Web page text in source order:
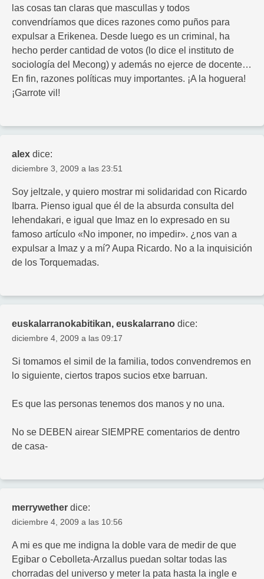
las cosas tan claras que mascullas y todos
convendríamos que dices razones como puños para
expulsar a Erikenea. Desde luego es un criminal, ha
hecho perder cantidad de votos (lo dice el instituto de
sociología del Mecong) y además no ejerce de docente…
En fin, razones políticas muy importantes. ¡A la hoguera!
¡Garrote vil!
alex dice:
diciembre 3, 2009 a las 23:51
Soy jeltzale, y quiero mostrar mi solidaridad con Ricardo
Ibarra. Pienso igual que él de la absurda consulta del
lehendakari, e igual que Imaz en lo expresado en su
famoso artículo «No imponer, no impedir». ¿nos van a
expulsar a Imaz y a mí? Aupa Ricardo. No a la inquisición
de los Torquemadas.
euskalarranokabitikan, euskalarrano dice:
diciembre 4, 2009 a las 09:17
Si tomamos el simil de la familia, todos convendremos en
lo siguiente, ciertos trapos sucios etxe barruan.
Es que las personas tenemos dos manos y no una.
No se DEBEN airear SIEMPRE comentarios de dentro
de casa-
merrywether dice:
diciembre 4, 2009 a las 10:56
A mi es que me indigna la doble vara de medir de que
Egibar o Cebolleta-Arzallus puedan soltar todas las
chorradas del universo y meter la pata hasta la ingle e